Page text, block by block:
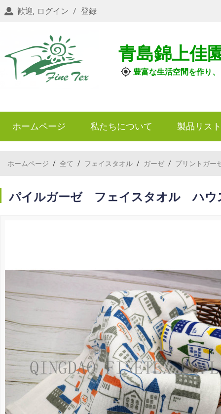
歓迎, ログイン / 登録
青島錦上佳
豊富な生活空間を作り
ホームページ 私たちについて 製品リスト
ホームページ / 全て / フェイスタオル / ガーゼ / プリントガー
パイルガーゼ フェイスタオル ハウ